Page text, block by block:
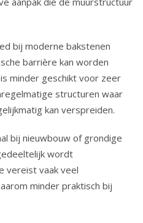
bij moderne bakstenen
barrière kan worden
minder geschikt voor zeer
structuren waar
kan verspreiden.
bij nieuwbouw of grondige
wordt
vereist vaak veel
minder praktisch bij